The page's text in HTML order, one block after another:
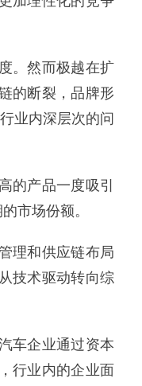
。然而极越在扩
的断裂，品牌形
业内深层次的问
的产品一度吸引
市场份额。
理和供应链布局
技术驱动转向综
车企业通过资本
行业内的企业面